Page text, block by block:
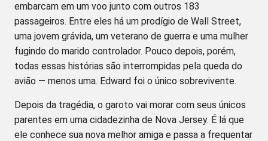
embarcam em um voo junto com outros 183
passageiros. Entre eles há um prodígio de Wall Street,
uma jovem grávida, um veterano de guerra e uma mulher
fugindo do marido controlador. Pouco depois, porém,
todas essas histórias são interrompidas pela queda do
avião — menos uma. Edward foi o único sobrevivente.
Depois da tragédia, o garoto vai morar com seus únicos
parentes em uma cidadezinha de Nova Jersey. É lá que
ele conhece sua nova melhor amiga e passa a frequentar